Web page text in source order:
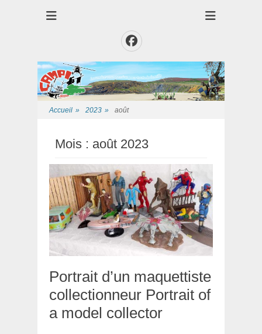
Club CAMPI
Facebook
Accueil » 2023 » août
Mois : août 2023
Portrait d’un maquettiste
collectionneur Portrait of
a model collector